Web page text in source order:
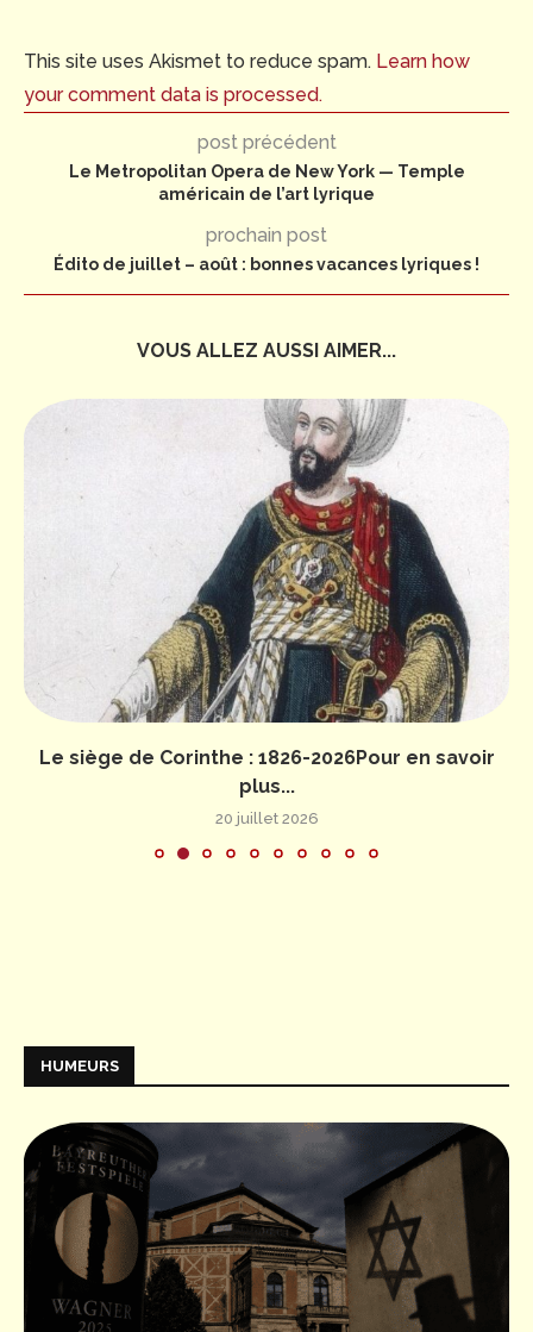
This site uses Akismet to reduce spam. Learn how
your comment data is processed.
post précédent
Le Metropolitan Opera de New York — Temple
américain de l’art lyrique
prochain post
Édito de juillet – août : bonnes vacances lyriques !
VOUS ALLEZ AUSSI AIMER...
Le siège de Corinthe : 1826-2026Pour en savoir
plus...
20 juillet 2026
HUMEURS